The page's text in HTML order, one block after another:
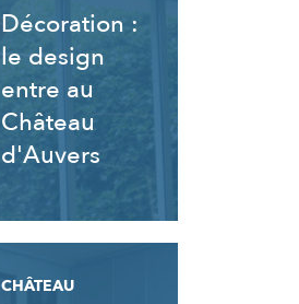
Décoration :
le design
entre au
Château
d'Auvers
CHÂTEAU